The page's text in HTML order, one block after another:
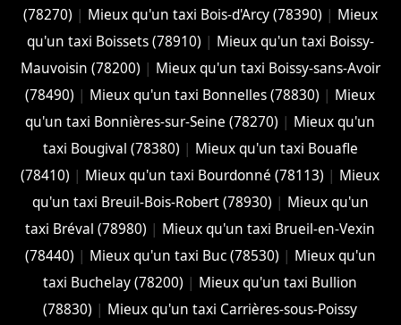
(78270) | Mieux qu'un taxi Bois-d'Arcy (78390) | Mieux
qu'un taxi Boissets (78910) | Mieux qu'un taxi Boissy-
Mauvoisin (78200) | Mieux qu'un taxi Boissy-sans-Avoir
(78490) | Mieux qu'un taxi Bonnelles (78830) | Mieux
qu'un taxi Bonnières-sur-Seine (78270) | Mieux qu'un
taxi Bougival (78380) | Mieux qu'un taxi Bouafle
(78410) | Mieux qu'un taxi Bourdonné (78113) | Mieux
qu'un taxi Breuil-Bois-Robert (78930) | Mieux qu'un
taxi Bréval (78980) | Mieux qu'un taxi Brueil-en-Vexin
(78440) | Mieux qu'un taxi Buc (78530) | Mieux qu'un
taxi Buchelay (78200) | Mieux qu'un taxi Bullion
(78830) | Mieux qu'un taxi Carrières-sous-Poissy